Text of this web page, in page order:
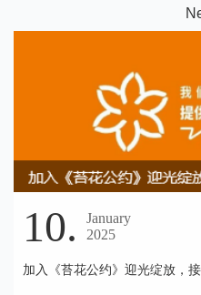
N
10.
January
2025
加入《苔花公约》迎光绽放，